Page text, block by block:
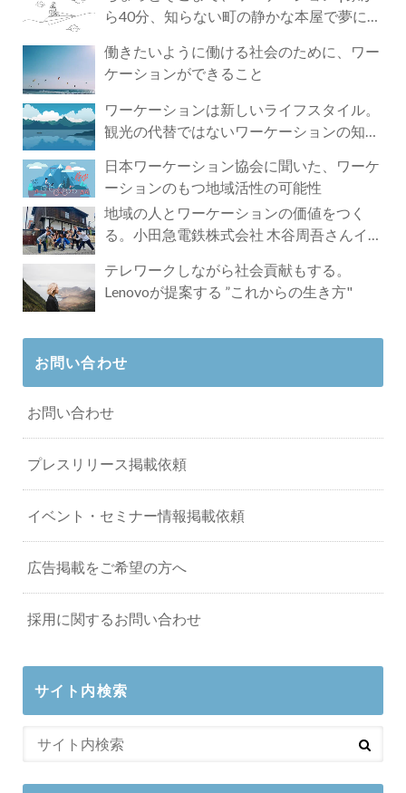
ら40分、知らない町の静かな本屋で夢に近
働きたいように働ける社会のために、ワー
ケーションができること
ワーケーションは新しいライフスタイル。
観光の代替ではないワーケーションの知ら
日本ワーケーション協会に聞いた、ワーケ
ーションのもつ地域活性の可能性
地域の人とワーケーションの価値をつく
る。小田急電鉄株式会社 木谷周吾さんイン
テレワークしながら社会貢献もする。
Lenovoが提案する ”これからの生き方"
お問い合わせ
お問い合わせ
プレスリリース掲載依頼
イベント・セミナー情報掲載依頼
広告掲載をご希望の方へ
採用に関するお問い合わせ
サイト内検索